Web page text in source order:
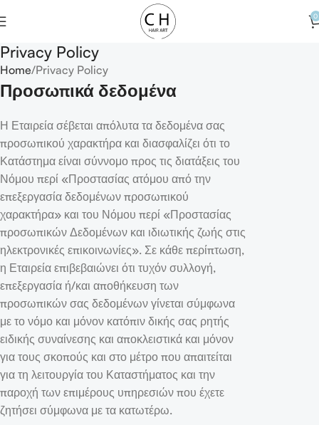
0
Privacy Policy
Home Privacy Policy
Προσωπικά δεδομένα
Η Εταιρεία σέβεται απόλυτα τα δεδομένα σας
προσωπικού χαρακτήρα και διασφαλίζει ότι το
Κατάστημα είναι σύννομο προς τις διατάξεις του
Νόμου περί «Προστασίας ατόμου από την
επεξεργασία δεδομένων προσωπικού
χαρακτήρα» και του Νόμου περί «Προστασίας
προσωπικών Δεδομένων και ιδιωτικής ζωής στις
ηλεκτρονικές επικοινωνίες». Σε κάθε περίπτωση,
η Εταιρεία επιβεβαιώνει ότι τυχόν συλλογή,
επεξεργασία ή/και αποθήκευση των
προσωπικών σας δεδομένων γίνεται σύμφωνα
με το νόμο και μόνον κατόπιν δικής σας ρητής
ειδικής συναίνεσης και αποκλειστικά και μόνον
για τους σκοπούς και στο μέτρο που απαιτείται
για τη λειτουργία του Καταστήματος και την
παροχή των επιμέρους υπηρεσιών που έχετε
ζητήσει σύμφωνα με τα κατωτέρω.